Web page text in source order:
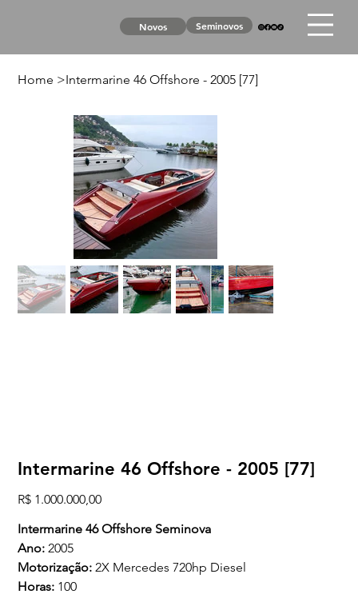
Novos Seminovos
Home >Intermarine 46 Offshore - 2005 [77]
Intermarine 46 Offshore - 2005 [77]
Preço
R$ 1.000.000,00
Intermarine 46 Offshore Seminova
Ano: 2005
Motorização: 2X Mercedes 720hp Diesel
Horas: 100